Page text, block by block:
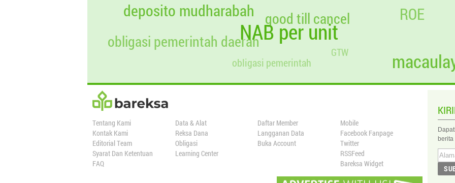
NAB per unit
deposito mudharabah
obligasi pemerintah
obligasi pemerintah daerah
good till cancel
GTW
ROE
Tentang Kami
Kontak Kami
Editorial Team
Syarat Dan Ketentuan
FAQ
Data & Alat
Reksa Dana
Obligasi
Learning Center
Daftar Member
Langganan Data
Buka Account
Mobile
Facebook Fanpage
Twitter
RSSFeed
Bareksa Widget